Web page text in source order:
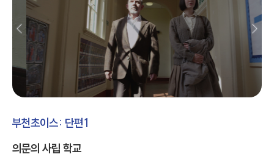
부천초이스: 단편1
의문의 사립 학교